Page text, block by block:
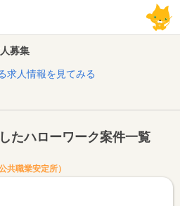
募集
求人情報を見てみる
たハローワーク案件一覧
共職業安定所）